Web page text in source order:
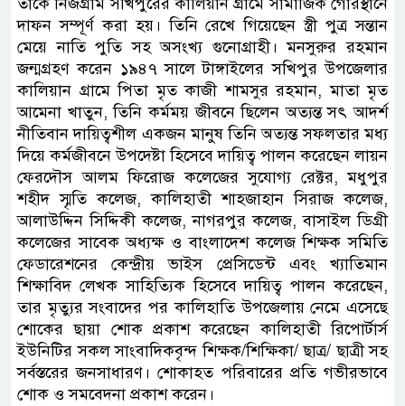
তাকে নিজগ্রাম সখিপুরের কালিয়ান গ্রামে সামাজিক গোরস্থানে
দাফন সম্পূর্ণ করা হয়। তিনি রেখে গিয়েছেন স্ত্রী পুত্র সন্তান
মেয়ে নাতি পুতি সহ অসংখ্য গুনোগ্রাহী। মনসুরুর রহমান
জন্মগ্রহণ করেন ১৯৪৭ সালে টাঙ্গাইলের সখিপুর উপজেলার
কালিয়ান গ্রামে পিতা মৃত কাজী শামসুর রহমান, মাতা মৃত
আমেনা খাতুন, তিনি কর্মময় জীবনে ছিলেন অত্যন্ত সৎ আদর্শ
নীতিবান দায়িত্বশীল একজন মানুষ তিনি অত্যন্ত সফলতার মধ্য
দিয়ে কর্মজীবনে উপদেষ্টা হিসেবে দায়িত্ব পালন করেছেন লায়ন
ফেরদৌস আলম ফিরোজ কলেজের সুযোগ্য রেক্টর, মধুপুর
শহীদ স্মৃতি কলেজ, কালিহাতী শাহজাহান সিরাজ কলেজ,
আলাউদ্দিন সিদ্দিকী কলেজ, নাগরপুর কলেজ, বাসাইল ডিগ্রী
কলেজের সাবেক অধ্যক্ষ ও বাংলাদেশ কলেজ শিক্ষক সমিতি
ফেডারেশনের কেন্দ্রীয় ভাইস প্রেসিডেন্ট এবং খ্যাতিমান
শিক্ষাবিদ লেখক সাহিত্যিক হিসেবে দায়িত্ব পালন করেছেন,
তার মৃত্যুর সংবাদের পর কালিহাতি উপজেলায় নেমে এসেছে
শোকের ছায়া শোক প্রকাশ করেছেন কালিহাতী রিপোর্টার্স
ইউনিটির সকল সাংবাদিকবৃন্দ শিক্ষক/শিক্ষিকা/ ছাত্র/ ছাত্রী সহ
সর্বস্তরের জনসাধারণ। শোকাহত পরিবারের প্রতি গভীরভাবে
শোক ও সমবেদনা প্রকাশ করেন।